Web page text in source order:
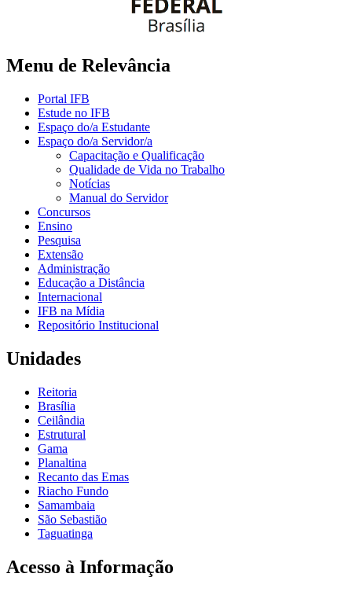
Menu de Relevância
Portal IFB
Estude no IFB
Espaço do/a Estudante
Espaço do/a Servidor/a
Capacitação e Qualificação
Qualidade de Vida no Trabalho
Notícias
Manual do Servidor
Concursos
Ensino
Pesquisa
Extensão
Administração
Educação a Distância
Internacional
IFB na Mídia
Repositório Institucional
Unidades
Reitoria
Brasília
Ceilândia
Estrutural
Gama
Planaltina
Recanto das Emas
Riacho Fundo
Samambaia
São Sebastião
Taguatinga
Acesso à Informação